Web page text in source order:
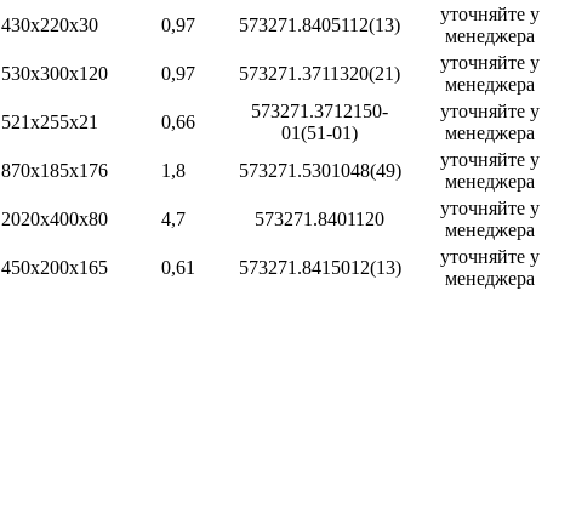
430х220х30 0,97 573271.8405112(13)
уточняйте у
менеджера
530х300х120 0,97 573271.3711320(21)
уточняйте у
менеджера
521х255х21 0,66
573271.3712150-
01(51-01)
уточняйте у
менеджера
870х185х176 1,8 573271.5301048(49)
уточняйте у
менеджера
2020х400х80 4,7 573271.8401120
уточняйте у
менеджера
450х200х165 0,61 573271.8415012(13)
уточняйте у
менеджера